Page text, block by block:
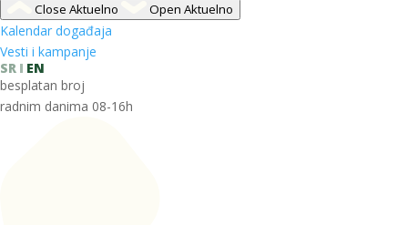
Close Aktuelno Open Aktuelno
Kalendar događaja
Vesti i kampanje
SR
EN
besplatan broj
radnim danima 08-16h